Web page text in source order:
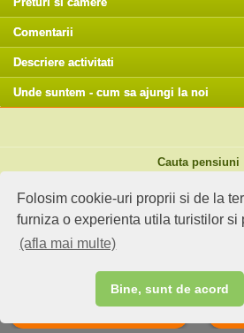
Folosim cookie-uri proprii si de la
furniza o experienta utila turistilor si
(afla mai multe)
Bine, sunt de acord
Suna
Comentarii
Descriere activitati
Unde suntem - cum sa ajungi la noi
Cauta pensiuni
Idei de calatorie
Site standard